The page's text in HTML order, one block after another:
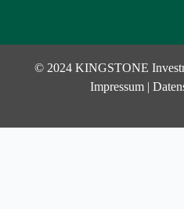
© 2024 KINGSTONE
Impressum |